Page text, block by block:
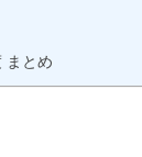
まとめ